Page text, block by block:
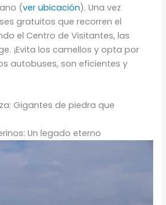
(ver ubicación). Una vez
gratuitos que recorren el
el Centro de Visitantes, las
¡Evita los camellos y opta por
autobuses, son eficientes y
Gigantes de piedra que
Un legado eterno